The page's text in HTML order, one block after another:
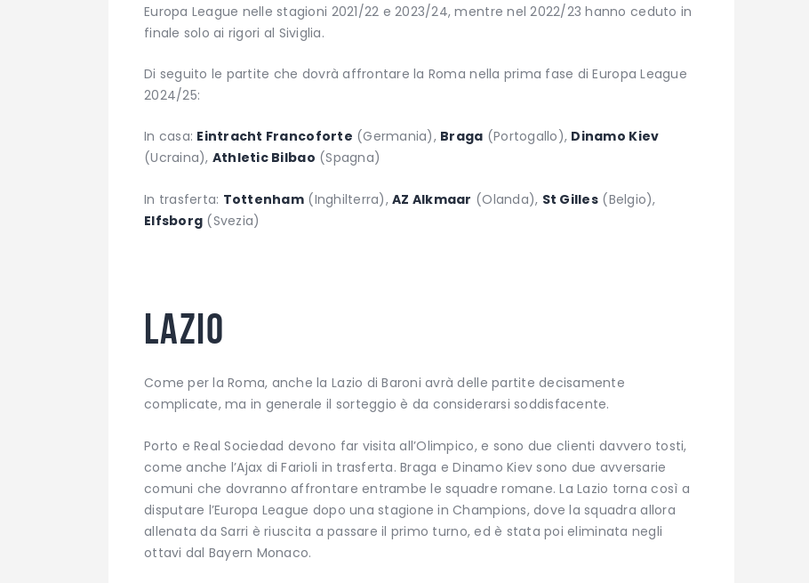
Europa League nelle stagioni 2021/22 e 2023/24, mentre nel 2022/23 hanno ceduto in
finale solo ai rigori al Siviglia.
Di seguito le partite che dovrà affrontare la Roma nella prima fase di Europa League
2024/25:
In casa: Eintracht Francoforte (Germania), Braga (Portogallo), Dinamo Kiev
(Ucraina), Athletic Bilbao (Spagna)
In trasferta: Tottenham(Inghilterra),AZ Alkmaar (Olanda), St Gilles(Belgio),
Elfsborg (Svezia)
Lazio
Come per la Roma, anche la Lazio di Baroni avrà delle partite decisamente
complicate, ma in generale il sorteggio è da considerarsi soddisfacente.
Porto e Real Sociedad devono far visita all’Olimpico, e sono due clienti davvero tosti,
come anche l’Ajax di Farioli in trasferta. Braga e Dinamo Kiev sono due avversarie
comuni che dovranno affrontare entrambe le squadre romane. La Lazio torna così a
disputare l’Europa League dopo una stagione in Champions, dove la squadra allora
allenata da Sarri è riuscita a passare il primo turno, ed è stata poi eliminata negli
ottavi dal Bayern Monaco.